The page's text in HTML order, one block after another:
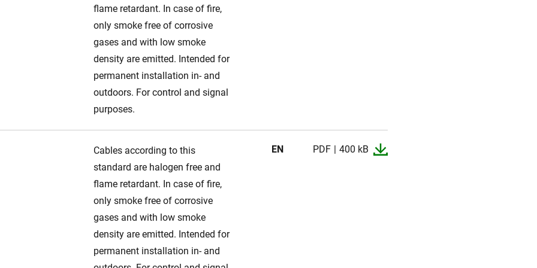
flame retardant. In case of fire,
only smoke free of corrosive
gases and with low smoke
density are emitted. Intended for
permanent installation in- and
outdoors. For control and signal
purposes.
Cables according to this
standard are halogen free and
flame retardant. In case of fire,
only smoke free of corrosive
gases and with low smoke
density are emitted. Intended for
permanent installation in- and
EN PDF 400 kB